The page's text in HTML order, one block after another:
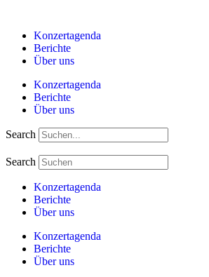
springenKonzertagenda
Berichte
Über uns
Konzertagenda
Berichte
Über uns
Search
Search
Konzertagenda
Berichte
Über uns
Konzertagenda
Berichte
Über uns